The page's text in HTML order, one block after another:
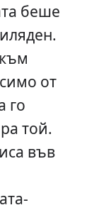
беше
от
го
той.
във